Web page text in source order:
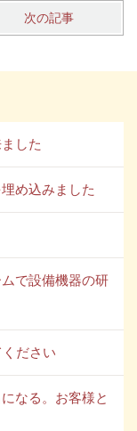
次の記事
した
め込みました
で設備機器の研
ださい
なる。お客様と